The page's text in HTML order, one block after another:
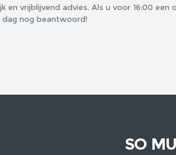
en vrijblijvend advies. Als u voor 16:00 een
dag nog beantwoord!
SO